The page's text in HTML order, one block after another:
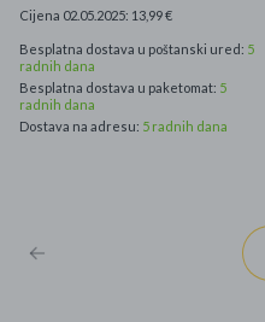
Čišćenje zaliha
Kišobrani akcija
Cijena 02.05.2025: 13,99 €
Besplatna dostava u poštanski ured: 5
radnih dana
Besplatna dostava u paketomat: 5
radnih dana
Dostava na adresu: 5 radnih dana